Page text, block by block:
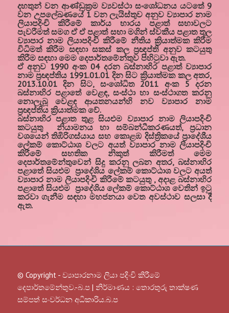
දහතුන් වන ආණ්ඩුක්‍රම ව්‍යවස්ථා සංශෝධනය යටතේ 9
වන උපලේඛණයේ 1 වන ලැයිස්තුව අනුව ව්‍යාපාර නාම
ලියාපදිංචි කිරීමේ කාර්ය භාරය පළාත් සභාවලට
පැවරීමත් සමග ඒ ඒ පළාත් සභා මගින් ස්වකීය පළාත තුල
ව්‍යාපාර නාම ලියාපදිංචි කිරීමේ නීතිය ක්‍රියාත්මක කිරීම
විධිමත් කිරීම සඳහා සකස් කල ප්‍රඥප්ති අනුව කටයුතු
කිරීම සඳහා මෙම දෙපාර්තමේන්තුව පිහිටුවා ඇත.
ඒ අනුව 1990 අංක 04 දරන බස්නාහිර පළාත් ව්‍යාපාර
නාම ප්‍රඥප්තිය 1991.01.01 දින සිට ක්‍රියාත්මක කල අතර,
2013.10.01 දින සිට, සං‍ශෝධිත 2011 අංක 5 දරන
බස්නාහිර පළාතේ වෙළඳ, සංස්ථා හා සංස්ථාගත කරනු
නොලැබූ වෙළඳ ආයතනයන්හි නව ව්‍යාපාර නාම
ප්‍රඥප්තිය ක්‍රියාත්මක වේ.
බස්නාහිර පළාත තුළ සියළුම ව්‍යාපාර නාම ලියාපදිංචි
කටයුතු නියාමනය හා සම්බන්ධීකරණයත්, ප්‍රධාන
වශයෙන්තිඹිරිගස්යාය සහ කොළඹ දිස්ත්‍රිකයේප්‍රාදේශීය
ලේකම් කොට්ඨාශ වලට අයත් ව්‍යාපාර නාම ලියාපදිංචි
කිරීමේ සහතික නිකුත් කිරීමත් මෙම
දෙපාර්තමේන්තුවෙන් සිදු කරනු ලබන අතර, බස්නාහිර
පළාතේ සියළුම ප්‍රාදේශිය ලේකම් කොට්ඨාශ වලට අයත්
ව්‍යාපාර නාම ලියාපදිංචි කිරීමේ කටයුතු , අදාළ බස්නාහිර
පළාතේ සියළුම ප්‍රාදේශිය ලේකම් කොට්ඨාශ වෙතින් ඉටු
කරවා ගැනීම සඳහා මහජනයා වෙත අවස්ථාව සලසා දී
ඇත.
© Copyright - ව්‍යාපාරනාම ලියා පදිංචි කිරීමේ
දෙපාර්තමේන්තුව.-බ.ප | නිර්මාණය : තොරතුරු තාක්ෂණ
සම්පත් සංවර්ධන අධිකාරිය.බ.ප